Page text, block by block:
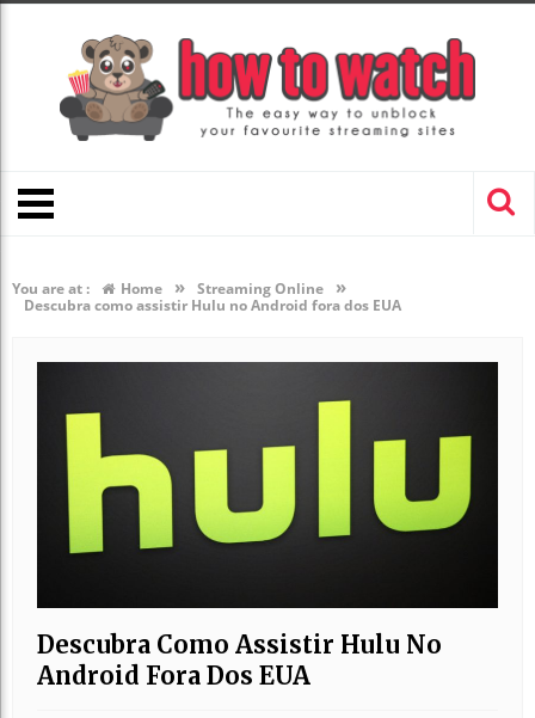
You are at : Home » Streaming Online »
Descubra como assistir Hulu no Android fora dos EUA
Descubra Como Assistir Hulu No
Android Fora Dos EUA